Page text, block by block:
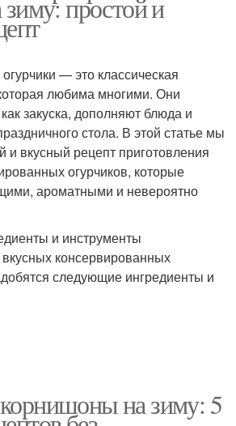
простой и
— это классическая
любима многими. Они
закуска, дополняют блюда и
стола. В этой статье мы
и вкусный рецепт приготовления
огурчиков, которые
ароматными и невероятно
и инструменты
консервированных
следующие ингредиенты и
на зиму: 5